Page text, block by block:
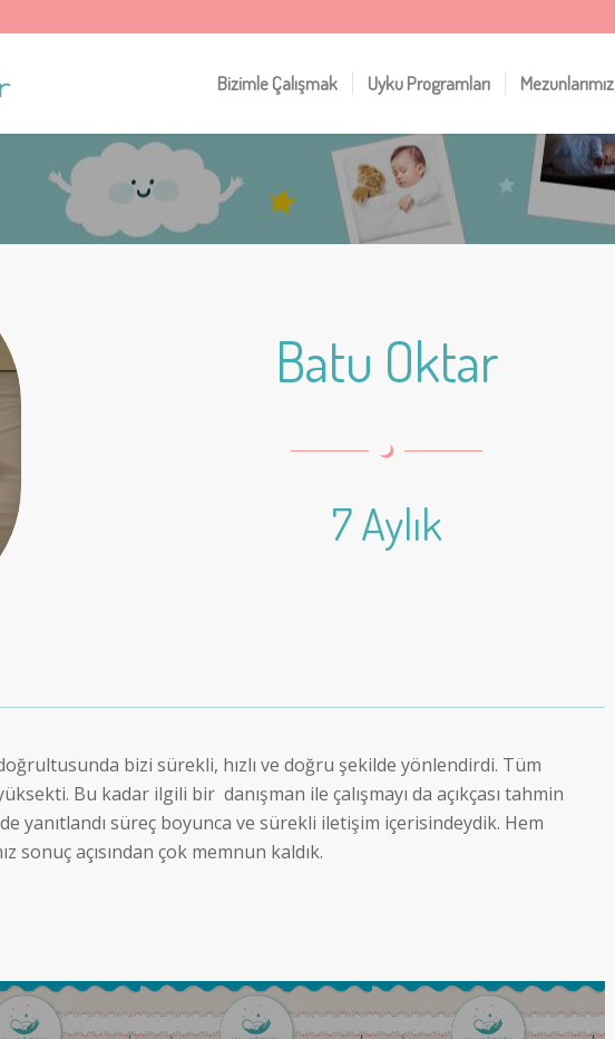
Bizimle Çalışmak Uyku Programları Mezunlarımız
Batu Oktar
7 Aylık
bizi sürekli, hızlı ve doğru şekilde yönlendirdi. Tüm
Bu kadar ilgili bir danışman ile çalışmayı da açıkçası tahmin
yanıtlandı süreç boyunca ve sürekli iletişim içerisindeydik. Hem
sonuç açısından çok memnun kaldık.